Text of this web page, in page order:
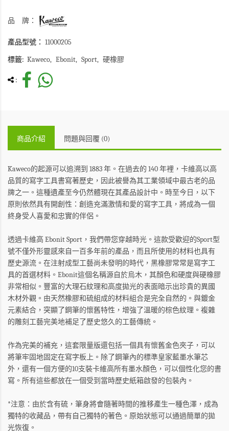
品 牌：
產品型號： 11000205
標籤: Kaweco Ebonit Sport 硬橡膠
:
商品介紹 問題與回覆 (0)
Kaweco的起源可以追溯到 1883 年。在過去的 140 年裡，卡維高以高
品質的寫字工具書寫著歷史，因此被譽為其工業領域中最古老的品
牌之一。這種遺產至今仍然體現在其產品設計中。時至今日，以下
原則依然具有開創性：創造充滿激情和愛的寫字工具，將成為一個
終身受人喜愛和忠實的伴侶。
透過卡維高 Ebonit Sport，我們帶您穿越時光。這款受歡迎的Sport型
號不僅外形靈感來自一百多年前的產品，而且所使用的材料也具有
歷史源流。在注射成型工藝尚未發明的時代，黑橡膠常常是寫字工
具的首選材料。Ebonit這個名稱源自於烏木，其顏色和硬度與硬橡膠
非常相似。豐富的大理石紋理和高度拋光的表面暗示出珍貴的異國
木材外觀。由天然橡膠和硫組成的材料組合是完全自然的。與鍍金
元素結合，突顯了鋼筆的懷舊特性，增強了溫暖的棕色紋理。複雜
的雕刻工藝完美地補足了歷史悠久的工藝傳統。
作為完美的補充，這套限量版還包括一個具有懷舊金色夾子，可以
將筆牢固地固定在寫字板上。除了鋼筆內的標準皇家藍墨水筆芯
外，還有一個方便的10支裝卡維高所有墨水顏色，可以個性化您的書
寫。所有這些都放在一個受到當時歷史紙箱啟發的包裝內。
*注意：由於含有硫，筆身將會隨著時間的推移產生一種色澤，成為
獨特的收藏品，帶有自己獨特的著色。原始狀態可以通過簡單的拋
光恢復。